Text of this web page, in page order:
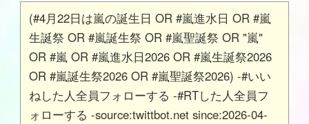
(#4月22日は嵐の誕生日 OR #嵐進水日 OR #嵐
生誕祭 OR #嵐誕生祭 OR #嵐聖誕祭 OR "嵐"
OR #嵐 OR #嵐進水日2026 OR #嵐生誕祭2026
OR #嵐誕生祭2026 OR #嵐聖誕祭2026) -#いい
ねした人全員フォローする -#RTした人全員フ
ォローする -source:twittbot.net since:2026-04-